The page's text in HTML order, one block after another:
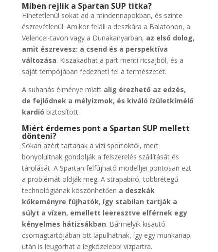
Miben rejlik a Spartan SUP titka?
Hihetetlenül sokat ad a mindennapokban, és szinte
észrevétlenül. Amikor feláll a deszkára a Balatonon, a
Velencei-tavon vagy a Dunakanyarban, az első dolog,
amit észrevesz: a csend és a perspektíva
változása. Kiszakadhat a part menti ricsajból, és a
saját tempójában fedezheti fel a természetet.
A suhanás élménye miatt alig érezhető az edzés,
de fejlődnek a mélyizmok, és kiváló ízületkímélő
kardió biztosított.
Miért érdemes pont a Spartan SUP mellett
dönteni?
Sokan azért tartanak a vízi sportoktól, mert
bonyolultnak gondolják a felszerelés szállítását és
tárolását. A Spartan felfújható modelljei pontosan ezt
a problémát oldják meg. A strapabíró, többrétegű
technológiának köszönhetően a deszkák
kőkeményre fújhatók, így stabilan tartják a
súlyt a vízen, emellett leeresztve elférnek egy
kényelmes hátizsákban. Bármelyik kisautó
csomagtartójában ott lapulhatnak, így egy munkanap
után is leugorhat a legközelebbi vízpartra.